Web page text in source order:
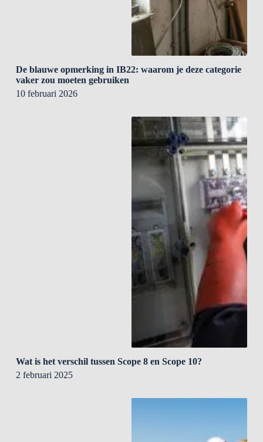
De blauwe opmerking in IB22: waarom je deze categorie
vaker zou moeten gebruiken
10 februari 2026
Wat is het verschil tussen Scope 8 en Scope 10?
2 februari 2025